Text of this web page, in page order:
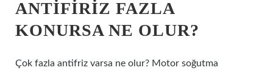
ANTIFIRIZ FAZLA
KONURSA NE OLUR?
Çok fazla antifriz varsa ne olur? Motor soğutma